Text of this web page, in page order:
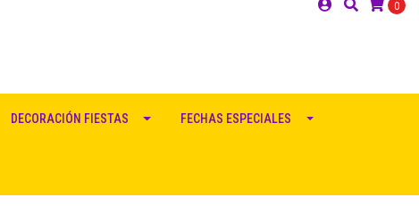
0
DECORACIÓN FIESTAS FECHAS ESPECIALES